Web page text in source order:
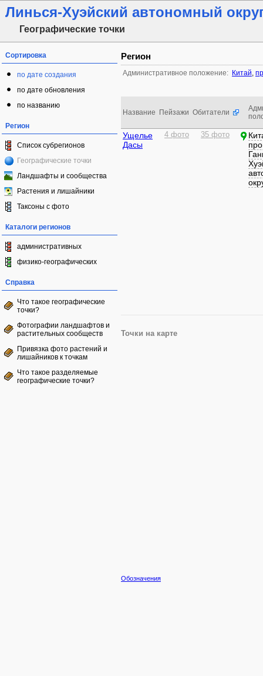
Линься-Хуэйский автономный
Географические точки
Сортировка
по дате создания
по дате обновления
по названию
Регион
Список субрегионов
Географические точки
Ландшафты и сообщества
Растения и лишайники
Таксоны с фото
Каталоги регионов
административных
физико-географических
Справка
Что такое географические
точки?
Фотографии ландшафтов и
растительных сообществ
Привязка фото растений и
лишайников к точкам
Что такое разделяемые
географические точки?
Регион
Административное положение: Китай,
Название Пейзажи Обитатели
Ущелье
Дасы
4 фото 35 фото
Точки на карте
Обозначения